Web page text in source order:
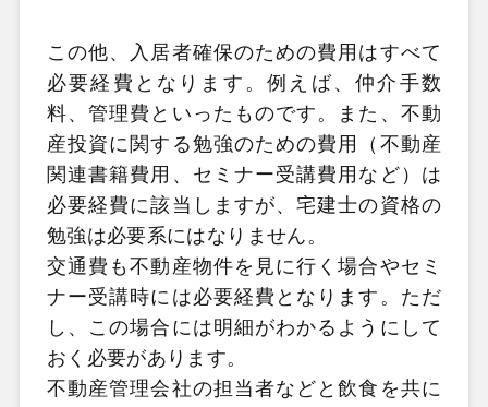
この他、入居者確保のための費用はすべて
必要経費となります。例えば、仲介手数
料、管理費といったものです。また、不動
産投資に関する勉強のための費用（不動産
関連書籍費用、セミナー受講費用など）は
必要経費に該当しますが、宅建士の資格の
勉強は必要系にはなりません。
交通費も不動産物件を見に行く場合やセミ
ナー受講時には必要経費となります。ただ
し、この場合には明細がわかるようにして
おく必要があります。
不動産管理会社の担当者などと飲食を共に